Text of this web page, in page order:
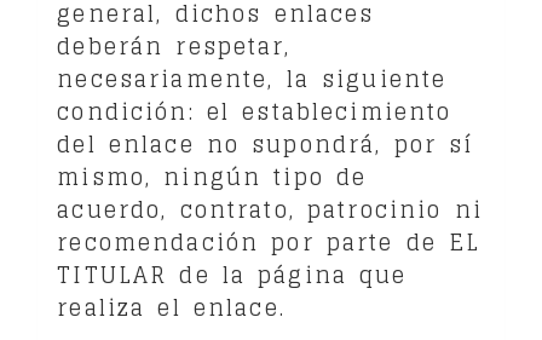
general, dichos enlaces
deberán respetar,
necesariamente, la siguiente
condición: el establecimiento
del enlace no supondrá, por sí
mismo, ningún tipo de
acuerdo, contrato, patrocinio ni
recomendación por parte de EL
TITULAR de la página que
realiza el enlace.